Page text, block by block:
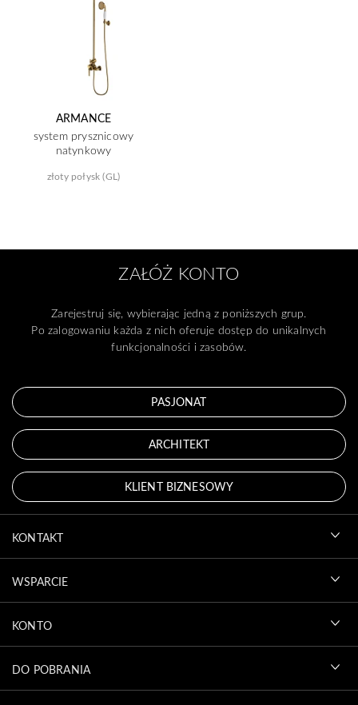
ARMANCE
system prysznicowy
natynkowy
złoty połysk (GL)
ZAŁÓŻ KONTO
Zarejestruj się, wybierając jedną z poniższych grup.
Po zalogowaniu każda z nich oferuje dostęp do unikalnych
funkcjonalności i zasobów.
PASJONAT
ARCHITEKT
KLIENT BIZNESOWY
KONTAKT
WSPARCIE
KONTO
DO POBRANIA